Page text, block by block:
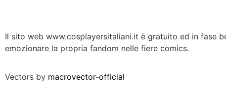
Il sito web www.cosplayersitaliani.it è gratuito ed in fase
emozionare la propria fandom nelle fiere comics.
Vectors by macrovector-official